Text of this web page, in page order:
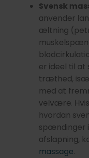
Svensk
anvender
æltning
er ideel til at
træthed,
med at
velvære.
hvordan
spændinger
afslapning,
massage.